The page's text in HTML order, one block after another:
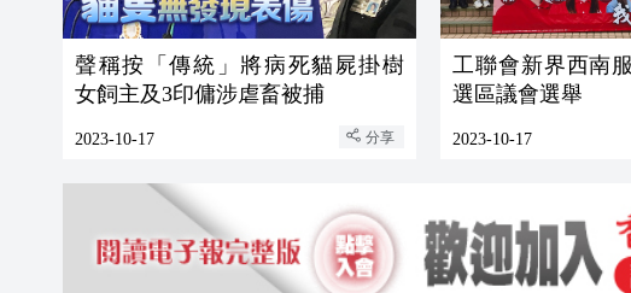
聲稱按「傳統」將病死貓屍掛樹
女飼主及3印傭涉虐畜被捕
2023-10-17 分享
工聯會新界西南
選區議會選舉
2023-10-17